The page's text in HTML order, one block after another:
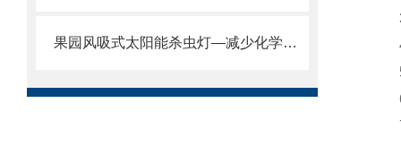
果园风吸式太阳能杀虫灯—减少化学农药使用,提升果品品质2024全+境+派+送
3.
4.
5.
6.
7.